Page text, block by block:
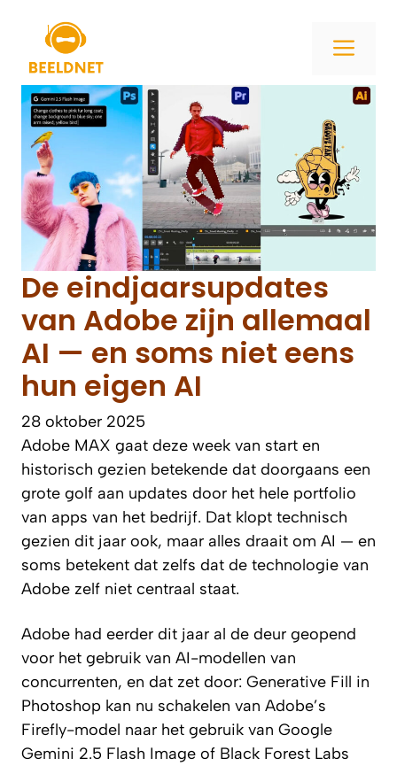
inhoud
De eindjaarsupdates
van Adobe zijn allemaal
AI — en soms niet eens
hun eigen AI
28 oktober 2025
Adobe MAX gaat deze week van start en
historisch gezien betekende dat doorgaans een
grote golf aan updates door het hele portfolio
van apps van het bedrijf. Dat klopt technisch
gezien dit jaar ook, maar alles draait om AI — en
soms betekent dat zelfs dat de technologie van
Adobe zelf niet centraal staat.
Adobe had eerder dit jaar al de deur geopend
voor het gebruik van AI-modellen van
concurrenten, en dat zet door: Generative Fill in
Photoshop kan nu schakelen van Adobe’s
Firefly-model naar het gebruik van Google
Gemini 2.5 Flash Image of Black Forest Labs